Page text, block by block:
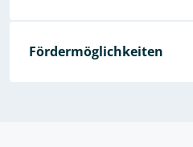
Fördermöglichkeiten